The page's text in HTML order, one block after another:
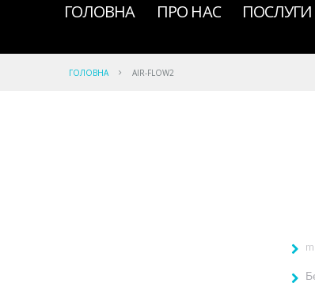
ГОЛОВНА ПРО НАС ПОСЛУГИ
ГОЛОВНА AIR-FLOW2